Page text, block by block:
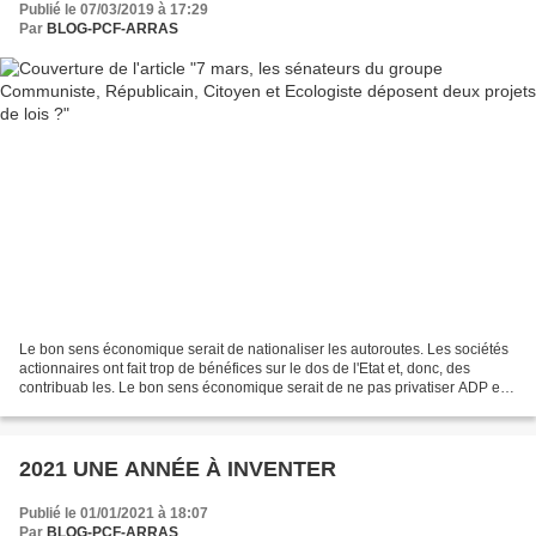
Publié le 07/03/2019 à 17:29
Par BLOG-PCF-ARRAS
Le bon sens économique serait de nationaliser les autoroutes. Les sociétés
actionnaires ont fait trop de bénéfices sur le dos de l'Etat et, donc, des
contribuab les. Le bon sens économique serait de ne pas privatiser ADP et
2021 UNE ANNÉE À INVENTER
Publié le 01/01/2021 à 18:07
Par BLOG-PCF-ARRAS